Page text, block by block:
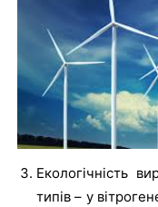
Екологічність
типів – у